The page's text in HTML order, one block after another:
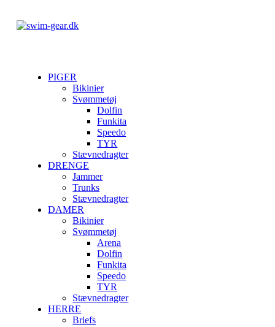
PIGER
Bikinier
Svømmetøj
Dolfin
Funkita
Speedo
TYR
Stævnedragter
DRENGE
Jammer
Trunks
Stævnedragter
DAMER
Bikinier
Svømmetøj
Arena
Dolfin
Funkita
Speedo
TYR
Stævnedragter
HERRE
Briefs